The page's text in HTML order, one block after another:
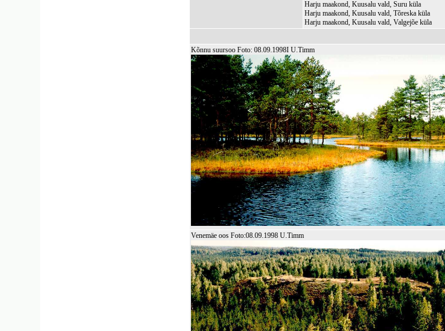
Harju maakond, Kuusalu vald, Suru küla
Harju maakond, Kuusalu vald, Tõreska küla
Harju maakond, Kuusalu vald, Valgejõe küla
Kõnnu suursoo Foto: 08.09.1998I U.Timm
Venemäe oos Foto:08.09.1998 U.Timm